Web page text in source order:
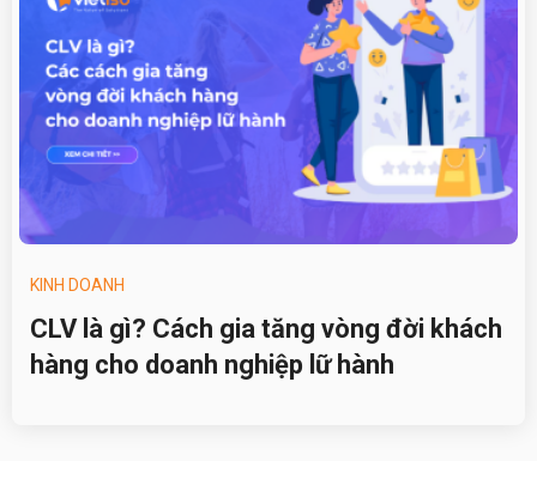
KINH DOANH
CLV là gì? Cách gia tăng vòng đời khách
hàng cho doanh nghiệp lữ hành